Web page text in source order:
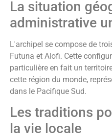
La situation
administrative
L'archipel se compose de
Futuna et Alofi. Cette
particulière en fait un
cette région du monde,
dans le Pacifique Sud.
Les traditions
la vie locale